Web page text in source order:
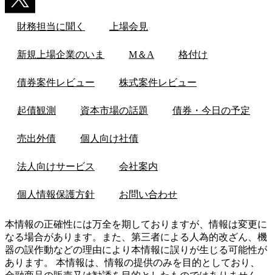
財務担当に聞く 上場会見
新規上場企業のいま M＆A 格付け
債券案件レビュー 株式案件レビュー
起債観測 資本市場の話題 債券・今日の予定
売出外債 個人向け社債
法人向けサービス 会社案内
個人情報保護方針 お問い合わせ
本情報の正確性には万全を期しておりますが、情報は変更に
なる場合があります。また、第三者による人為的改ざん、機
器の誤作動などの理由により本情報に誤りが生じる可能性が
あります。 本情報は、情報の提供のみを目的としており、